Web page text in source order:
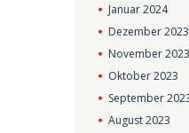
Januar2024
Dezember2023
November2023
Oktober2023
September
August2023